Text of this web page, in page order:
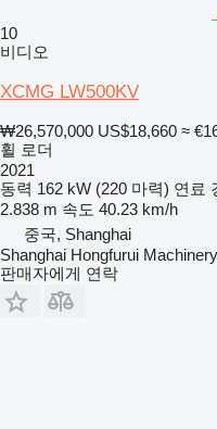
10
비디오
XCMG LW500KV
₩26,570,000 US$18,660 ≈
휠 로더
2021
동력 162 kW (220 마력) 연료
2.838 m 속도 40.23 km/h
중국, Shanghai
Shanghai Hongfurui
판매자에게 연락